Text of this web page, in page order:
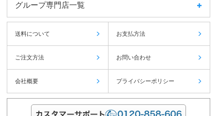
グループ専門店一覧
送料について お支払方法
ご注文方法 お問い合わせ
会社概要 プライバシーポリシー